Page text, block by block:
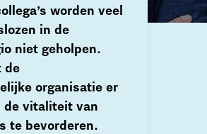
worden veel
in de
niet geholpen.
de
organisatie er
de vitaliteit van
te bevorderen.